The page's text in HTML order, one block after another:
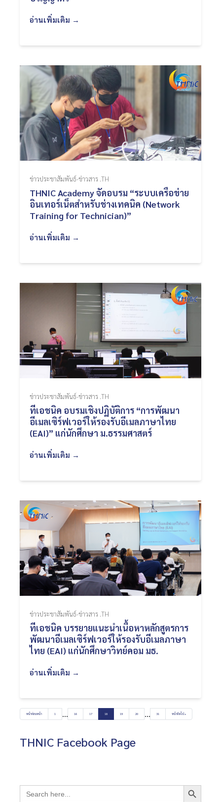
อ่านเพิ่มเติม →
ข่าวประชาสัมพันธ์-ข่าวสาร .TH
THNIC Academy จัดอบรม “ระบบเครือข่าย
อินเทอร์เน็ตสำหรับช่างเทคนิค (Network
Training for Technician)”
อ่านเพิ่มเติม →
ข่าวประชาสัมพันธ์-ข่าวสาร .TH
ทีเอชนิค อบรมเชิงปฏิบัติการ “การพัฒนา
อีเมลเซิร์ฟเวอร์ให้รองรับอีเมลภาษาไทย
(EAI)” แก่นักศึกษา ม.ธรรมศาสตร์
อ่านเพิ่มเติม →
ข่าวประชาสัมพันธ์-ข่าวสาร .TH
ทีเอชนิค บรรยายแนะนำเนื้อหาหลักสูตรการ
พัฒนาอีเมลเซิร์ฟเวอร์ให้รองรับอีเมลภาษา
ไทย (EAI) แก่นักศึกษาวิทย์คอม มธ.
อ่านเพิ่มเติม →
หน้าก่อนหน้า 1 … 16 17 18 19 20 … 31 หน้าถัดไป »
THNIC Facebook Page
Search
for:
Search Button